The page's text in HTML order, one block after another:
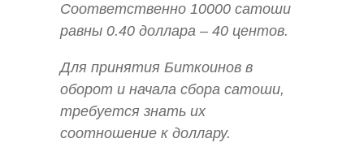
Соответственно 10000 сатоши
равны 0.40 доллара – 40 центов.
Для принятия Биткоинов в
оборот и начала сбора сатоши,
требуется знать их
соотношение к доллару.